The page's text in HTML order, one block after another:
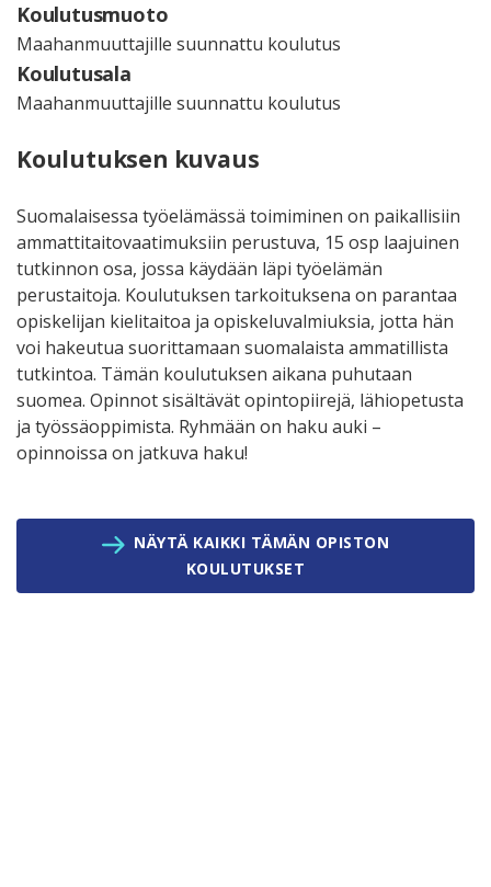
Koulutusmuoto
Maahanmuuttajille suunnattu koulutus
Koulutusala
Maahanmuuttajille suunnattu koulutus
Koulutuksen kuvaus
Suomalaisessa työelämässä toimiminen on paikallisiin
ammattitaitovaatimuksiin perustuva, 15 osp laajuinen
tutkinnon osa, jossa käydään läpi työelämän
perustaitoja. Koulutuksen tarkoituksena on parantaa
opiskelijan kielitaitoa ja opiskeluvalmiuksia, jotta hän
voi hakeutua suorittamaan suomalaista ammatillista
tutkintoa. Tämän koulutuksen aikana puhutaan
suomea. Opinnot sisältävät opintopiirejä, lähiopetusta
ja työssäoppimista. Ryhmään on haku auki –
opinnoissa on jatkuva haku!
NÄYTÄ KAIKKI TÄMÄN OPISTON
KOULUTUKSET